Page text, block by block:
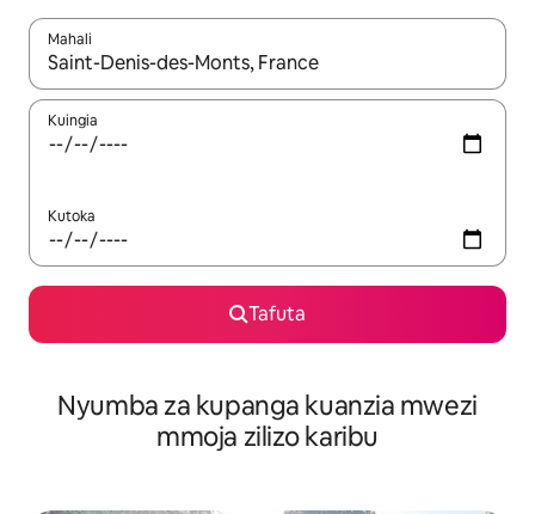
Mahali
Wakati matokeo yanapatikana, vinjari kwa kutumia vitufe vya
Kuingia
Kutoka
Tafuta
Nyumba za kupanga kuanzia mwezi
mmoja zilizo karibu